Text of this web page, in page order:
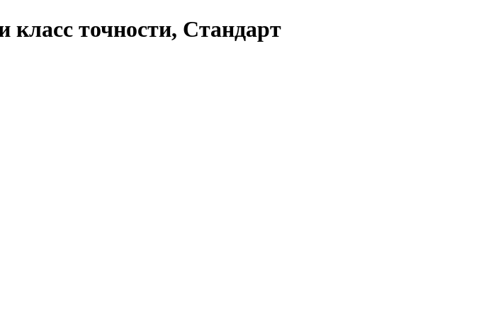
класс точности, Стандарт